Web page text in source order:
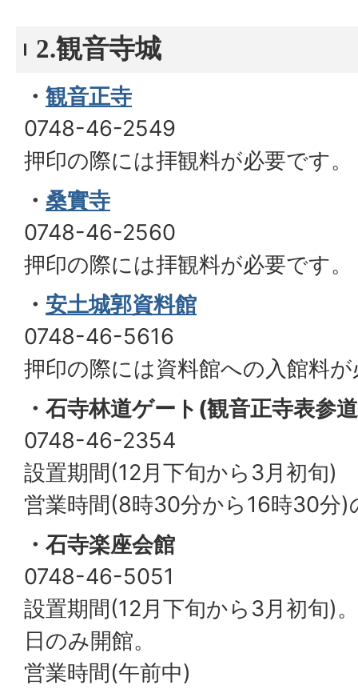
2.観音寺城
・ 観音正寺
0748-46-2549
押印の際には拝観料が必要です。
・ 桑實寺
0748-46-2560
押印の際には拝観料が必要です。
・ 安土城郭資料館
0748-46-5616
押印の際には資料館への入館料
・石寺林道ゲート(観音正寺表参
0748-46-2354
設置期間(12月下旬から3月初旬)
営業時間(8時30分から16時30分)
・石寺楽座会館
0748-46-5051
設置期間(12月下旬から3月初旬)
日のみ開館。
営業時間(午前中)